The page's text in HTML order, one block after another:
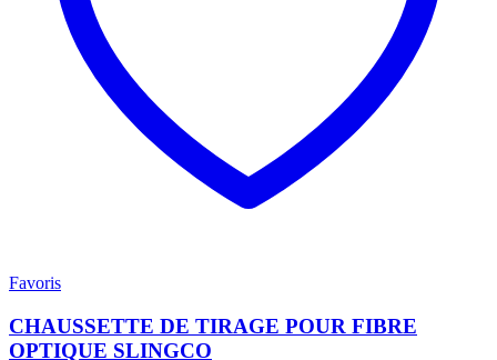
Favoris
CHAUSSETTE DE TIRAGE POUR FIBRE
OPTIQUE SLINGCO